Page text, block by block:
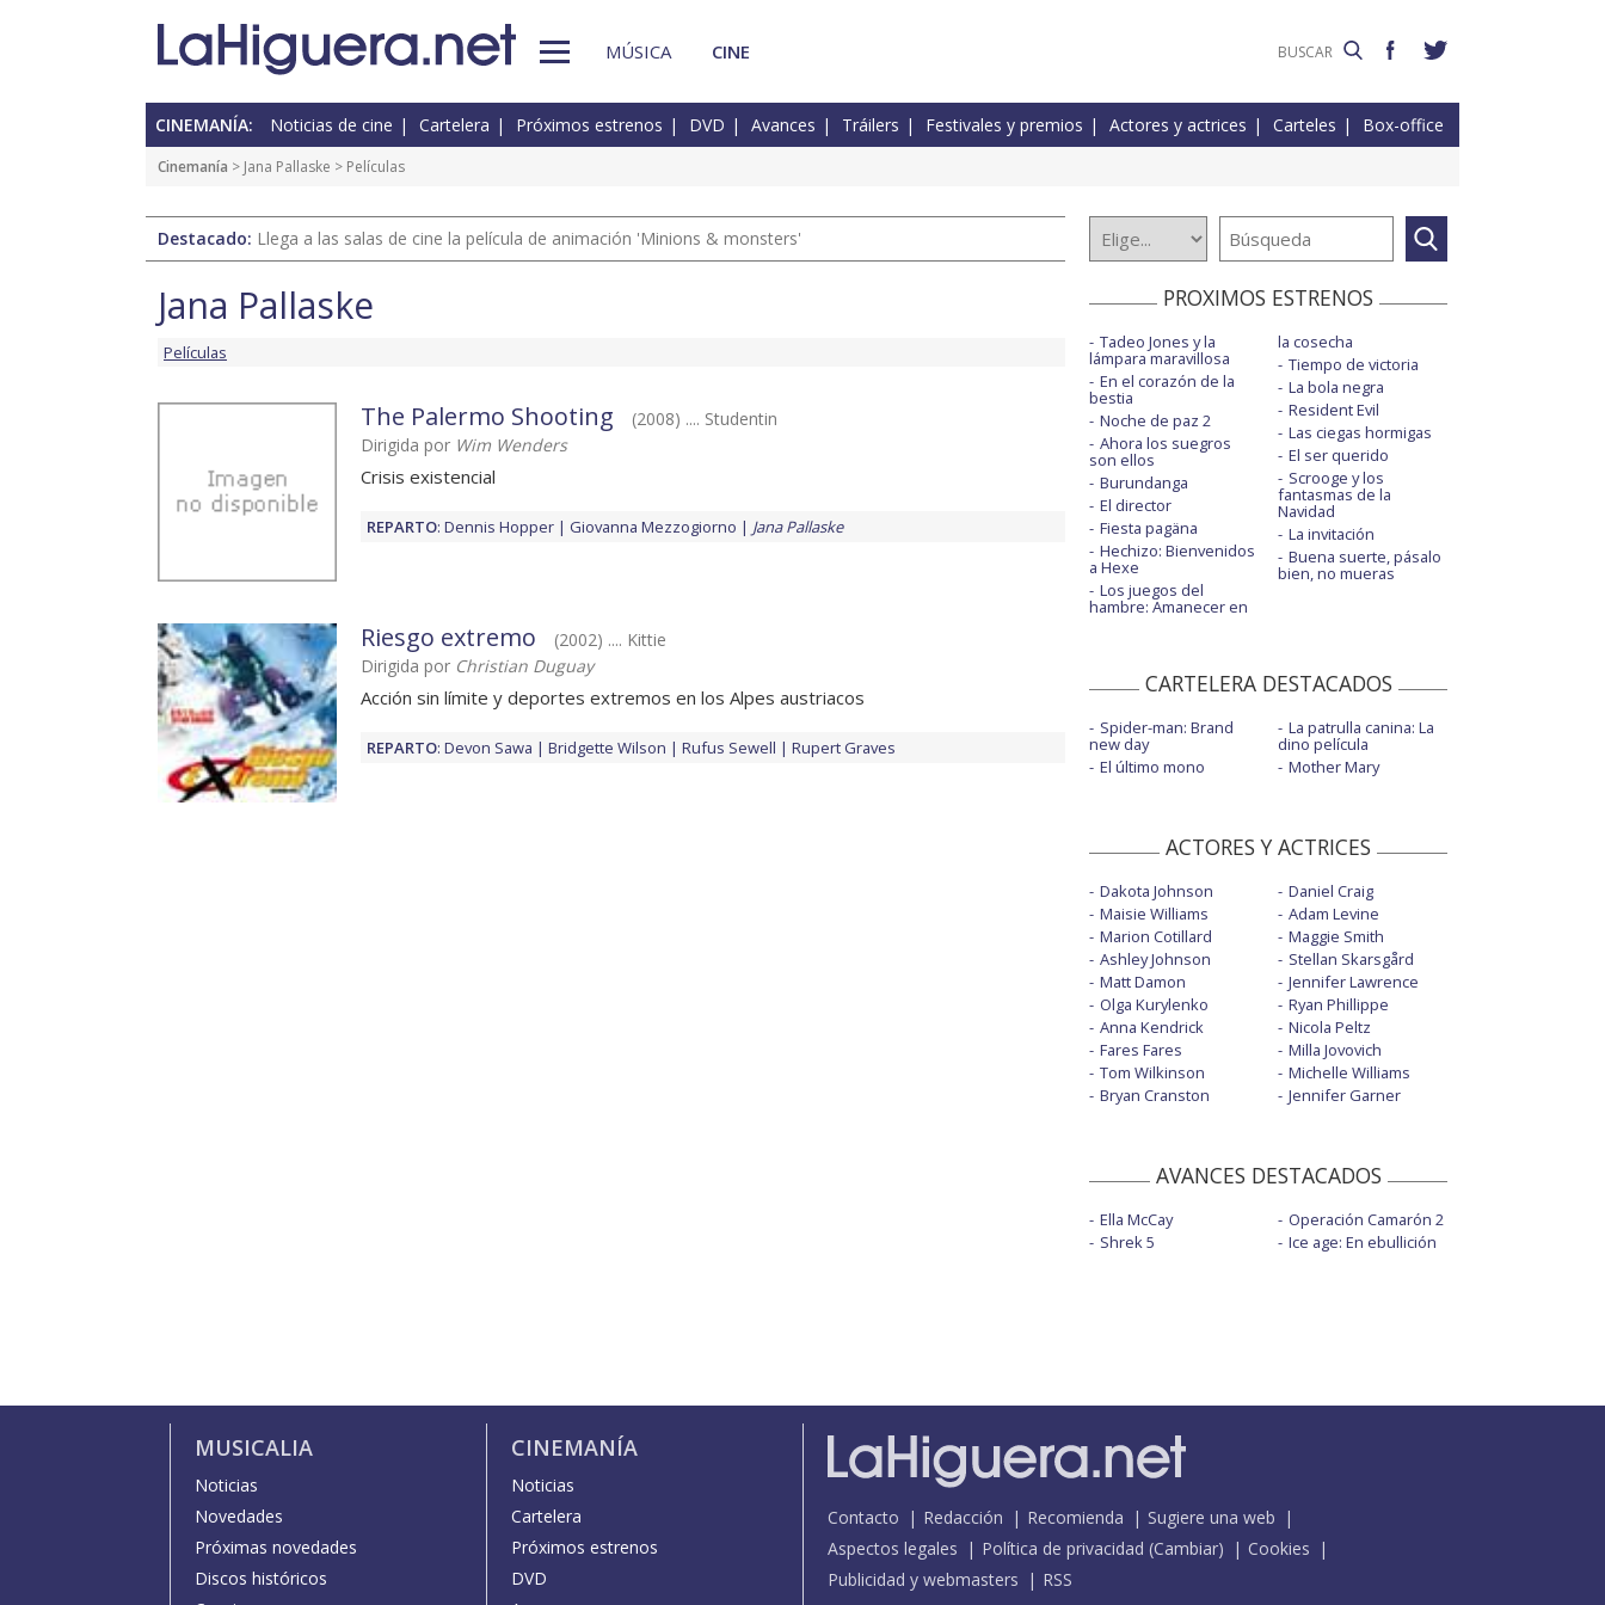
MÚSICA CINE
CINEMANÍA: Noticias de cine Cartelera Próximos estrenos DVD Avances Tráilers Festivales y premios Actores y actrices Carteles Box-office
Cinemanía > Jana Pallaske > Películas
Destacado: Llega a las salas de cine la película de animación 'Minions & monsters'
Jana Pallaske
Películas
The Palermo Shooting
(2008) .... Studentin
Dirigida por Wim Wenders
Crisis existencial
REPARTO: Dennis Hopper Giovanna Mezzogiorno Jana Pallaske
Riesgo extremo
(2002) .... Kittie
Dirigida por Christian Duguay
Acción sin límite y deportes extremos en los Alpes austriacos
REPARTO: Devon Sawa Bridgette Wilson Rufus Sewell Rupert Graves
PROXIMOS ESTRENOS
Tadeo Jones y la
lámpara maravillosa
En el corazón de la
bestia
Noche de paz 2
Ahora los suegros
son ellos
Burundanga
El director
Fiesta pagäna
Hechizo: Bienvenidos
a Hexe
Los juegos del
hambre: Amanecer en
la cosecha
Tiempo de victoria
La bola negra
Resident Evil
Las ciegas hormigas
El ser querido
Scrooge y los
fantasmas de la
Navidad
La invitación
Buena suerte, pásalo
bien, no mueras
CARTELERA DESTACADOS
Spider-man: Brand
new day
El último mono
La patrulla canina: La
dino película
Mother Mary
ACTORES Y ACTRICES
Dakota Johnson
Maisie Williams
Marion Cotillard
Ashley Johnson
Matt Damon
Olga Kurylenko
Anna Kendrick
Fares Fares
Tom Wilkinson
Bryan Cranston
Daniel Craig
Adam Levine
Maggie Smith
Stellan Skarsgård
Jennifer Lawrence
Ryan Phillippe
Nicola Peltz
Milla Jovovich
Michelle Williams
Jennifer Garner
AVANCES DESTACADOS
Ella McCay
Shrek 5
Operación Camarón 2
Ice age: En ebullición
MUSICALIA
Noticias
Novedades
Próximas novedades
Discos históricos
CINEMANÍA
Noticias
Cartelera
Próximos estrenos
DVD
Contacto Redacción Recomienda
Sugiere una web
Aspectos legales
Política de privacidad (Cambiar)
Cookies
Publicidad y webmasters
RSS